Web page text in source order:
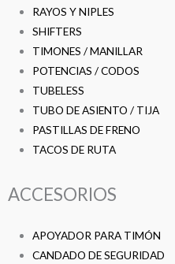
RAYOS Y NIPLES
SHIFTERS
TIMONES / MANILLAR
POTENCIAS / CODOS
TUBELESS
TUBO DE ASIENTO / TIJA
PASTILLAS DE FRENO
TACOS DE RUTA
ACCESORIOS
APOYADOR PARA TIMÓN
CANDADO DE SEGURIDAD